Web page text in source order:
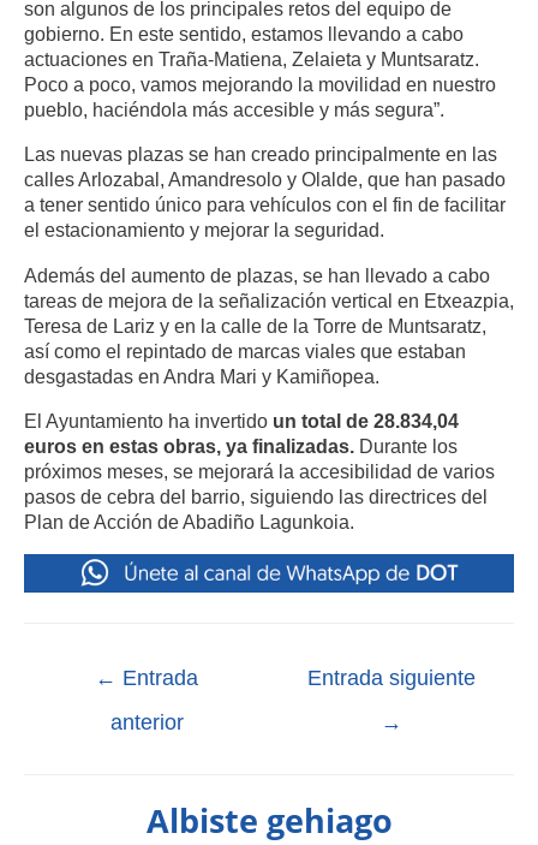
son algunos de los principales retos del equipo de
gobierno. En este sentido, estamos llevando a cabo
actuaciones en Traña-Matiena, Zelaieta y Muntsaratz.
Poco a poco, vamos mejorando la movilidad en nuestro
pueblo, haciéndola más accesible y más segura”.
Las nuevas plazas se han creado principalmente en las
calles Arlozabal, Amandresolo y Olalde, que han pasado
a tener sentido único para vehículos con el fin de facilitar
el estacionamiento y mejorar la seguridad.
Además del aumento de plazas, se han llevado a cabo
tareas de mejora de la señalización vertical en Etxeazpia,
Teresa de Lariz y en la calle de la Torre de Muntsaratz,
así como el repintado de marcas viales que estaban
desgastadas en Andra Mari y Kamiñopea.
El Ayuntamiento ha invertido un total de 28.834,04
euros en estas obras, ya finalizadas. Durante los
próximos meses, se mejorará la accesibilidad de varios
pasos de cebra del barrio, siguiendo las directrices del
Plan de Acción de Abadiño Lagunkoia.
← Entrada
anterior
Entrada siguiente
→
Albiste gehiago